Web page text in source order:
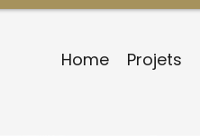
Home Projets